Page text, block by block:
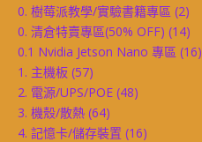
0. 樹莓派教學/實驗書籍專區 (2)
0. 清倉特賣專區(50% OFF) (14)
0.1 Nvidia Jetson Nano 專區 (16)
1. 主機板 (57)
2. 電源/UPS/POE (48)
3. 機殼/散熱 (64)
4. 記憶卡/儲存裝置 (16)